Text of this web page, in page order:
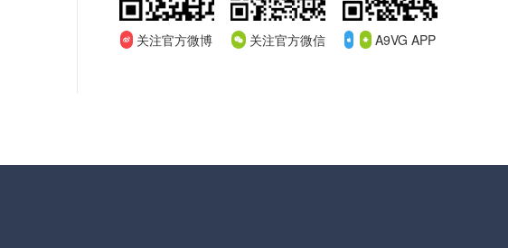
关注官方微博 关注官方微信 A9VG APP